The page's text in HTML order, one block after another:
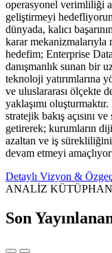
operasyonel verimliliği
geliştirmeyi
dünyada, kalıcı
karar
hedefim; Enterprise
danışmanlık sunan bir
teknoloji yatırımlarına
ve uluslararası ölçekte
yaklaşımı
stratejik bakış açısını
getirerek; kurumların
azaltan ve iş
devam etmeyi
Detaylı Vizyon &
ANALİZ
Son